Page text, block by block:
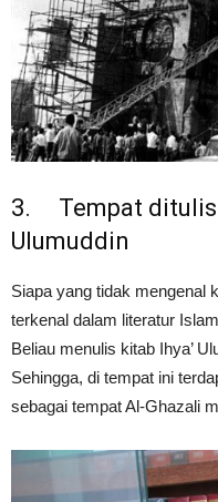
3. Tempat
Ulumuddin
Siapa yang tidak mengenal
terkenal dalam literatur
Beliau menulis kitab Ihya’
Sehingga, di tempat ini
sebagai tempat Al-Ghazali